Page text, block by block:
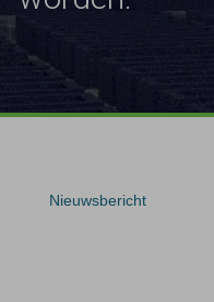
Nieuwsbericht